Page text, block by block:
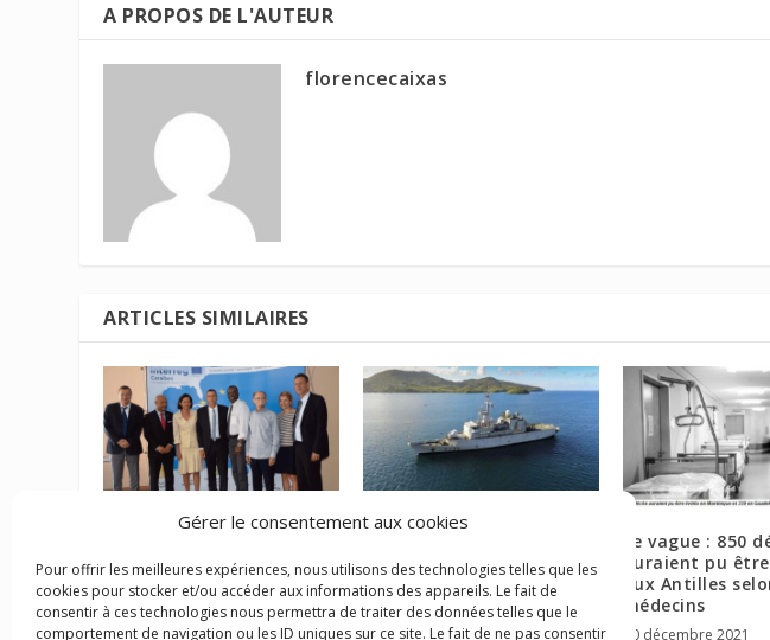
Gérer le consentement aux cookies
Pour offrir les meilleures expériences, nous utilisons des technologies telles que les
cookies pour stocker et/ou accéder aux informations des appareils. Le fait de
consentir à ces technologies nous permettra de traiter des données telles que le
comportement de navigation ou les ID uniques sur ce site. Le fait de ne pas consentir
A PROPOS DE L'AUTEUR
florencecaixas
ARTICLES SIMILAIRES
Caraïbe
18 juin 2017
Outre-mer au cœur de la
stratégie maritime
française ?
11 mars 2022
4e vague : 850
auraient pu
aux Antilles
médecins
10 décembre 2021